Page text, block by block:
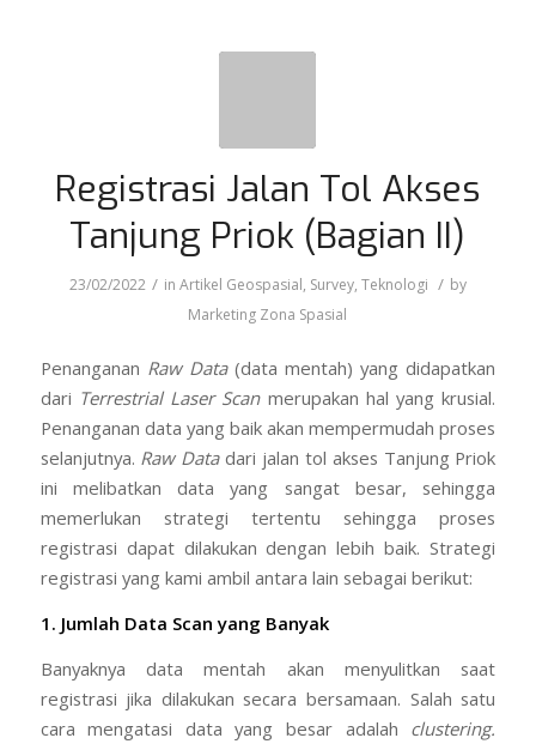
Registrasi Jalan Tol Akses
Tanjung Priok (Bagian II)
23/02/2022 / in Artikel Geospasial, Survey, Teknologi / by
Marketing Zona Spasial
Penanganan Raw Data(data mentah) yang didapatkan
dari Terrestrial Laser Scanmerupakan hal yang krusial.
Penanganan data yang baik akan mempermudah proses
selanjutnya. Raw Datadari jalan tol akses Tanjung Priok
ini melibatkan data yang sangat besar, sehingga
memerlukan strategi tertentu sehingga proses
registrasi dapat dilakukan dengan lebih baik. Strategi
registrasi yang kami ambil antara lain sebagai berikut:
1. Jumlah Data Scan yang Banyak
Banyaknya data mentah akan menyulitkan saat
registrasi jika dilakukan secara bersamaan. Salah satu
cara mengatasi data yang besar adalah clustering.